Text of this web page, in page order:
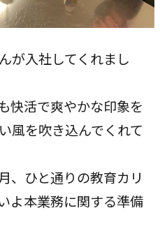
ーションで、お客様の課題
フレームワーク
→
決手法
が入社してくれまし
快活で爽やかな印象を
風を吹き込んでくれて
、ひと通りの教育カリ
よ本業務に関する準備